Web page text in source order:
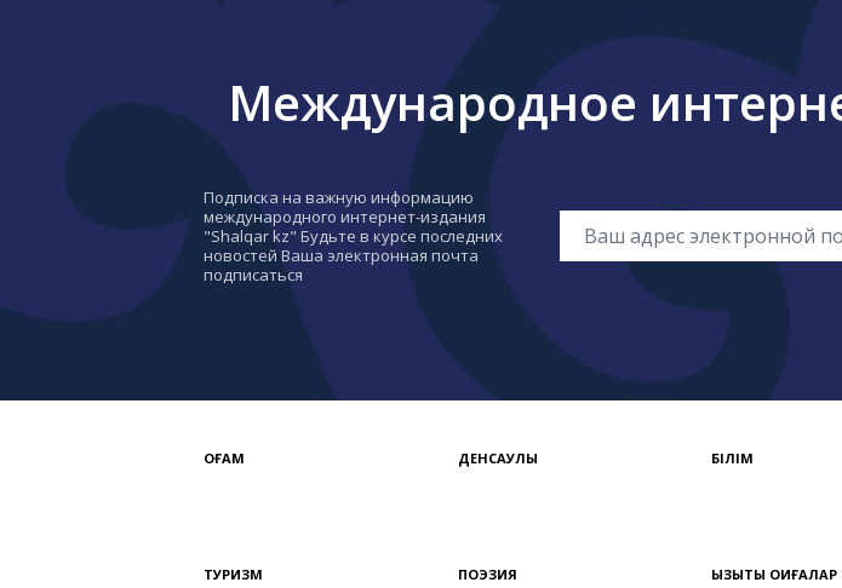
Международное
Подписка на важную информацию
международного интернет-издания
"Shalqar kz" Будьте в курсе последних
новостей Ваша электронная почта
подписаться
ҚОҒАМ ДЕНСАУЛЫҚ БІЛІМ
ТУРИЗМ ПОЭЗИЯ ҚЫЗЫҚТЫ ОҚИҒАЛАР